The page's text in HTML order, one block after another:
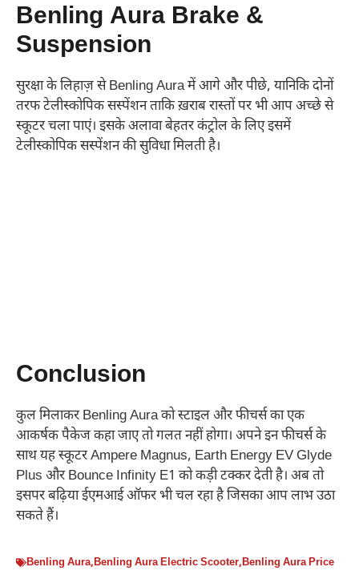
Benling Aura Brake &
Suspension
सुरक्षा के लिहाज़ से Benling Aura में आगे और पीछे, यानिकि दोनों
तरफ टेलीस्कोपिक सस्पेंशन ताकि ख़राब रास्तों पर भी आप अच्छे से
स्कूटर चला पाएं। इसके अलावा बेहतर कंट्रोल के लिए इसमें
टेलीस्कोपिक सस्पेंशन की सुविधा मिलती है।
Conclusion
कुल मिलाकर Benling Aura को स्टाइल और फीचर्स का एक
आकर्षक पैकेज कहा जाए तो गलत नहीं होगा। अपने इन फीचर्स के
साथ यह स्कूटर Ampere Magnus, Earth Energy EV Glyde
Plus और Bounce Infinity E1 को कड़ी टक्कर देती है। अब तो
इसपर बढ़िया ईएमआई ऑफर भी चल रहा है जिसका आप लाभ उठा
सकते हैं।
Benling Aura,Benling Aura Electric Scooter,Benling Aura Price